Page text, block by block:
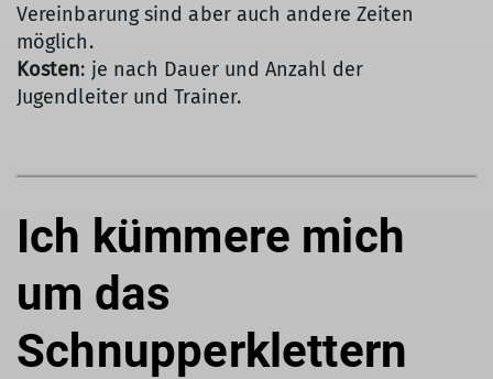
Vereinbarung sind aber auch andere Zeiten
möglich.
Kosten: je nach Dauer und Anzahl der
Jugendleiter und Trainer.
Ich kümmere mich
um das
Schnupperklettern